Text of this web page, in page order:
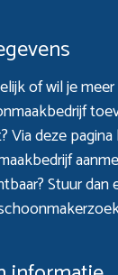
of wil je
Viadeze pagina
Stuur dan